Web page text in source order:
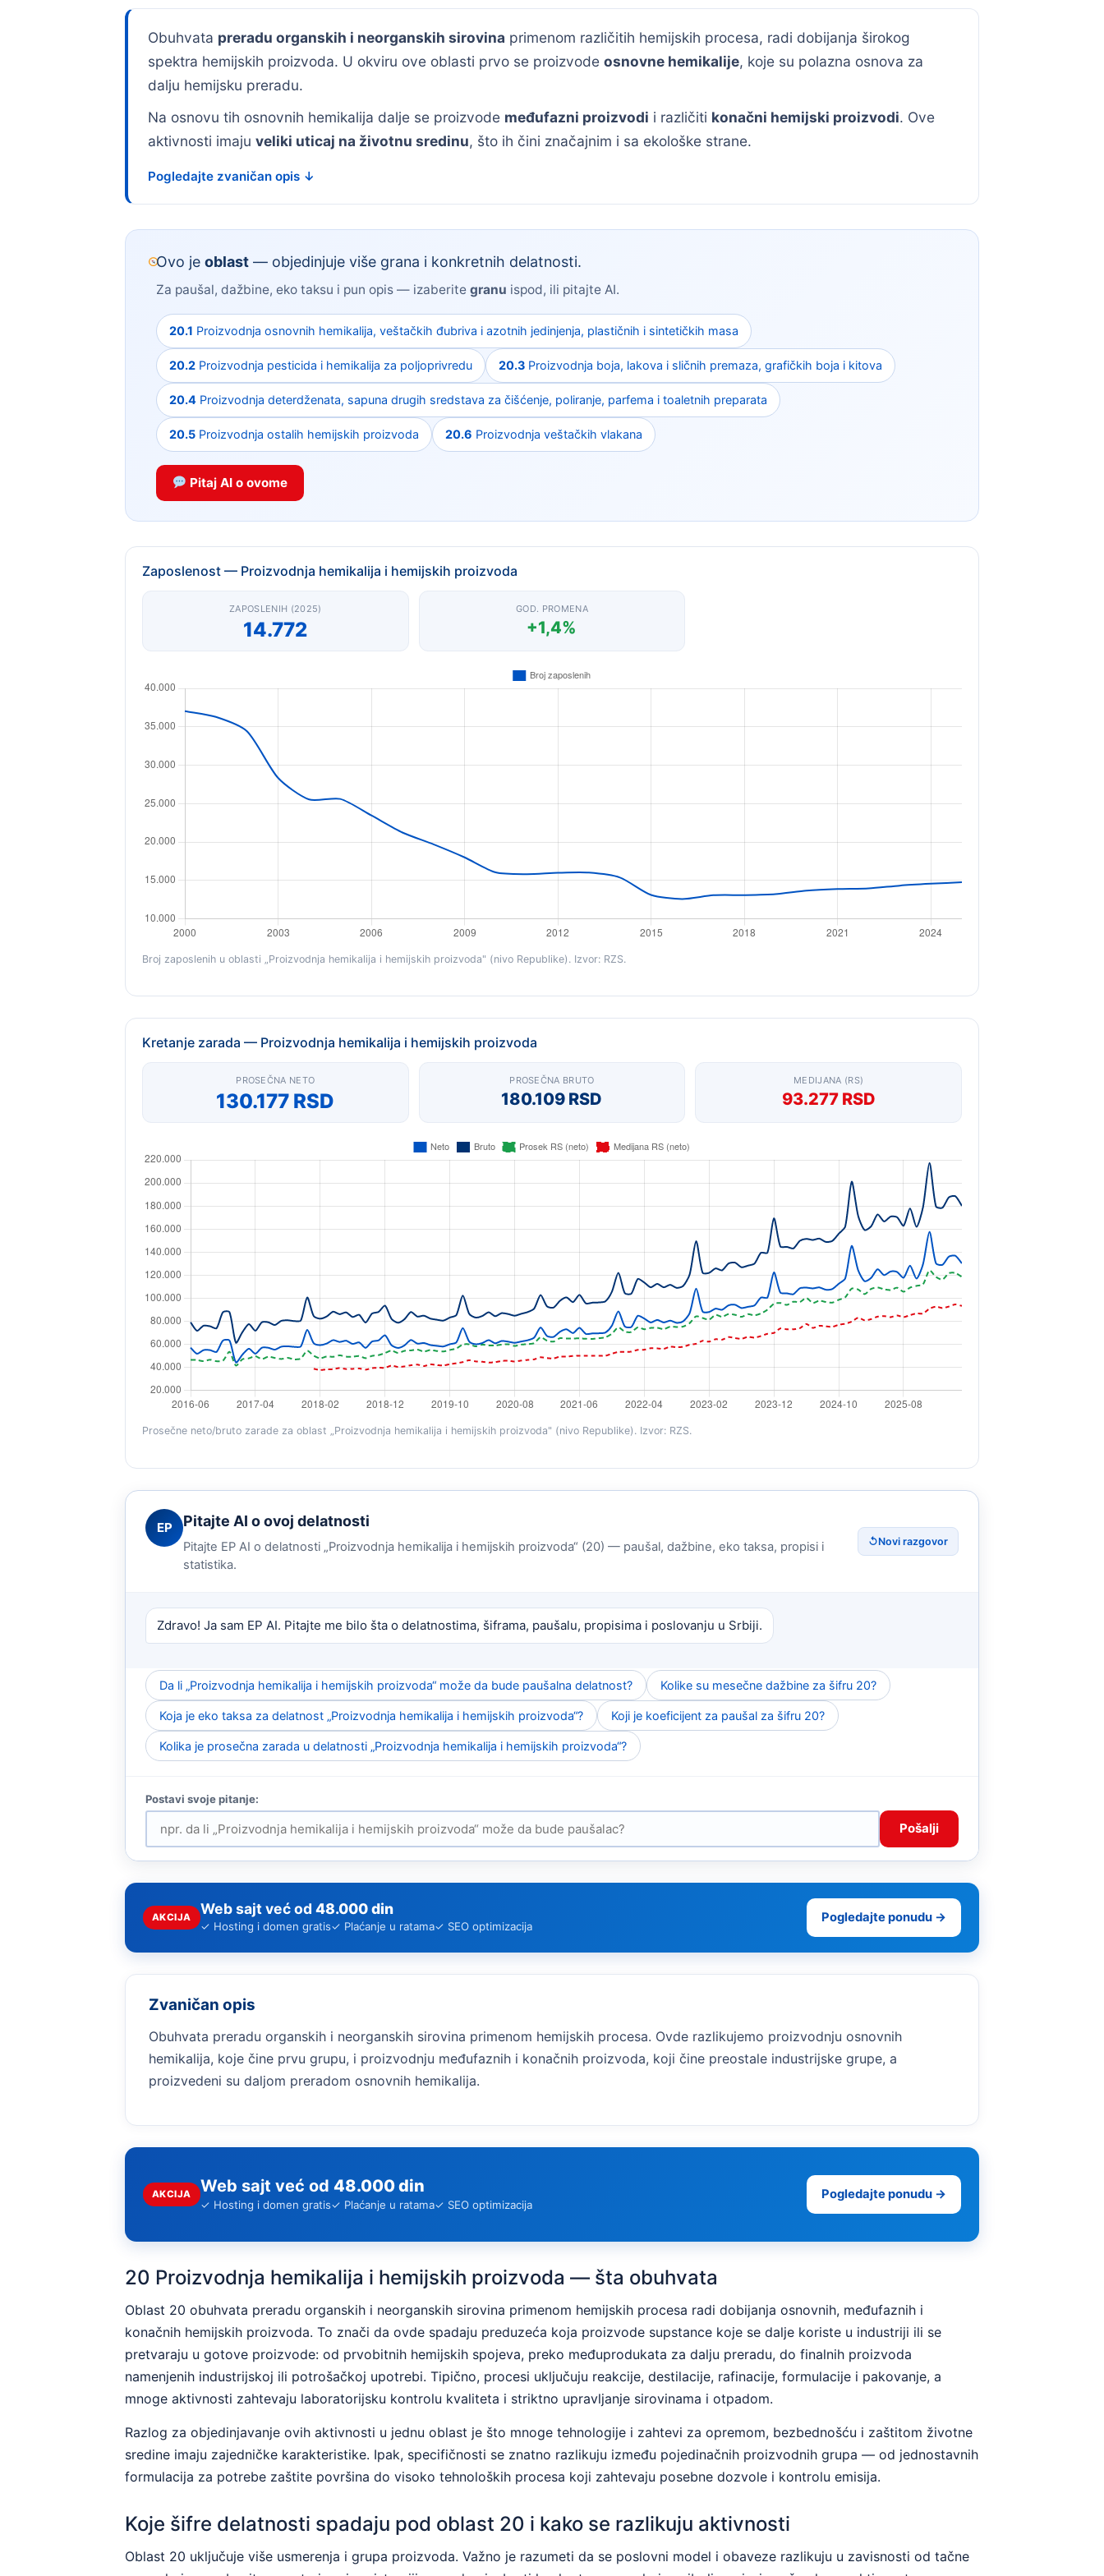
Obuhvata preradu organskih i neorganskih sirovina primenom različitih hemijskih procesa, radi dobijanja širokog
spektra hemijskih proizvoda. U okviru ove oblasti prvo se proizvode osnovne hemikalije, koje su polazna osnova za
dalju hemijsku preradu.
Na osnovu tih osnovnih hemikalija dalje se proizvode međufazni proizvodi i različiti konačni hemijski proizvodi. Ove
aktivnosti imaju veliki uticaj na životnu sredinu, što ih čini značajnim i sa ekološke strane.
Pogledajte zvaničan opis ↓
Ovo je oblast— objedinjuje više grana i konkretnih delatnosti.
Za paušal, dažbine, eko taksu i pun opis — izaberite granu ispod, ili pitajte AI.
20.1 Proizvodnja osnovnih hemikalija, veštačkih đubriva i azotnih jedinjenja, plastičnih i sintetičkih masa
20.2Proizvodnja pesticida i hemikalija za poljoprivredu 20.3Proizvodnja boja, lakova i sličnih premaza, grafičkih boja i kitova
20.4Proizvodnja deterdženata, sapuna drugih sredstava za čišćenje, poliranje, parfema i toaletnih preparata
20.5Proizvodnja ostalih hemijskih proizvoda 20.6 Proizvodnja veštačkih vlakana
Pitaj AI o ovome
Zaposlenost — Proizvodnja hemikalija i hemijskih proizvoda
ZAPOSLENIH (2025)
14.772
GOD. PROMENA
+1,4%
Broj zaposlenih u oblasti „Proizvodnja hemikalija i hemijskih proizvoda" (nivo Republike). Izvor: RZS.
Kretanje zarada — Proizvodnja hemikalija i hemijskih proizvoda
PROSEČNA NETO
130.177 RSD
PROSEČNA BRUTO
180.109 RSD
MEDIJANA (RS)
93.277 RSD
Prosečne neto/bruto zarade za oblast „Proizvodnja hemikalija i hemijskih proizvoda" (nivo Republike). Izvor: RZS.
EP Pitajte AI o ovoj delatnosti
Pitajte EP AI o delatnosti „Proizvodnja hemikalija i hemijskih proizvoda“ (20) — paušal, dažbine, eko taksa, propisi i
statistika.
↺Novi razgovor
Zdravo! Ja sam EP AI. Pitajte me bilo šta o delatnostima, šiframa, paušalu, propisima i poslovanju u Srbiji.
Da li „Proizvodnja hemikalija i hemijskih proizvoda“ može da bude paušalna delatnost? Kolike su mesečne dažbine za šifru 20?
Koja je eko taksa za delatnost „Proizvodnja hemikalija i hemijskih proizvoda“? Koji je koeficijent za paušal za šifru 20?
Kolika je prosečna zarada u delatnosti „Proizvodnja hemikalija i hemijskih proizvoda“?
Pošalji
AKCIJA Web sajt već od 48.000 din
✓ Hosting i domen gratis✓ Plaćanje u ratama✓ SEO optimizacija
Pogledajte ponudu →
Zvaničan opis
Obuhvata preradu organskih i neorganskih sirovina primenom hemijskih procesa. Ovde razlikujemo proizvodnju osnovnih
hemikalija, koje čine prvu grupu, i proizvodnju međufaznih i konačnih proizvoda, koji čine preostale industrijske grupe, a
proizvedeni su daljom preradom osnovnih hemikalija.
AKCIJA Web sajt već od 48.000 din
✓ Hosting i domen gratis✓ Plaćanje u ratama✓ SEO optimizacija
Pogledajte ponudu →
20 Proizvodnja hemikalija i hemijskih proizvoda — šta obuhvata
Oblast 20 obuhvata preradu organskih i neorganskih sirovina primenom hemijskih procesa radi dobijanja osnovnih, međufaznih i
konačnih hemijskih proizvoda. To znači da ovde spadaju preduzeća koja proizvode supstance koje se dalje koriste u industriji ili se
pretvaraju u gotove proizvode: od prvobitnih hemijskih spojeva, preko međuprodukata za dalju preradu, do finalnih proizvoda
namenjenih industrijskoj ili potrošačkoj upotrebi. Tipično, procesi uključuju reakcije, destilacije, rafinacije, formulacije i pakovanje, a
mnoge aktivnosti zahtevaju laboratorijsku kontrolu kvaliteta i striktno upravljanje sirovinama i otpadom.
Razlog za objedinjavanje ovih aktivnosti u jednu oblast je što mnoge tehnologije i zahtevi za opremom, bezbednošću i zaštitom životne
sredine imaju zajedničke karakteristike. Ipak, specifičnosti se znatno razlikuju između pojedinačnih proizvodnih grupa — od jednostavnih
formulacija za potrebe zaštite površina do visoko tehnoloških procesa koji zahtevaju posebne dozvole i kontrolu emisija.
Koje šifre delatnosti spadaju pod oblast 20 i kako se razlikuju aktivnosti
Oblast 20 uključuje više usmerenja i grupa proizvoda. Važno je razumeti da se poslovni model i obaveze razlikuju u zavisnosti od tačne